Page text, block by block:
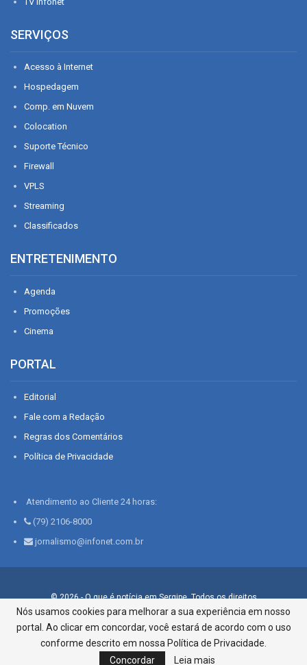
SERVIÇOS
Acesso à Internet
Hospedagem
Comp. em Nuvem
Colocation
Suporte Técnico
Firewall
VPLS
Streaming
Classificados
ENTRETENIMENTO
Agenda
Promoções
Cinema
PORTAL
Editorial
Fale com a Redação
Regras dos Comentários
Política de Privacidade
Atendimento ao Cliente 24 horas:
(79) 2106-8000
jornalismo@infonet.com.br
© 2026 - O que é notícia em Sergipe. Todos os direitos
reservados.
Infonet - Rua Monsenhor Silveira 276, Bairro São José |
Aracaju-SE, CEP 49015-030, Fone: 79.2106.8000 - CI Centro de
Informações LTDA
Nós usamos cookies para melhorar a sua experiência em nosso
portal. Ao clicar em concordar, você estará de acordo com o uso
conforme descrito em nossa Política de Privacidade.
Concordar
Leia mais